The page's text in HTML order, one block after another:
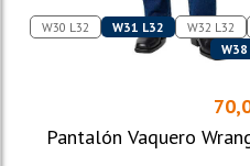
W30 L32 W31 L32 W32 L32
Pantalón Vaquero